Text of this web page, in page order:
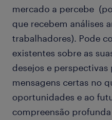
mercado a percebe
que recebem análises
trabalhadores). Pode
existentes sobre as
desejos e
mensagens certas no
oportunidades e ao
compreensão